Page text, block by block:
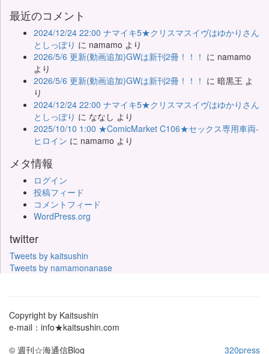
最近のコメント
2024/12/24 22:00 ナマイキ5★クリスマスイヴはゆかりさん
としっぽり に namamo より
2026/5/6 更新(動画追加)GWは新刊2冊！！！ に namamo
より
2026/5/6 更新(動画追加)GWは新刊2冊！！！ に 暗黒王 よ
り
2024/12/24 22:00 ナマイキ5★クリスマスイヴはゆかりさん
としっぽり に ななし より
2025/10/10 1:00 ★ComicMarket C106★セックス専用車両-
ヒロイン に namamo より
メタ情報
ログイン
投稿フィード
コメントフィード
WordPress.org
twitter
Tweets by kaitsushin
Tweets by namamonanase
Copyright by Kaitsushin
e-mail：info★kaitsushin.com
320press
© 週刊☆海通信Blog